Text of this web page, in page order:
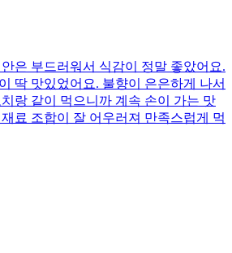
은 부드러워서 식감이 정말 좋았어요.
딱 맛있었어요. 불향이 은은하게 나서
랑 같이 먹으니까 계속 손이 가는 맛
료 조합이 잘 어우러져 만족스럽게 먹